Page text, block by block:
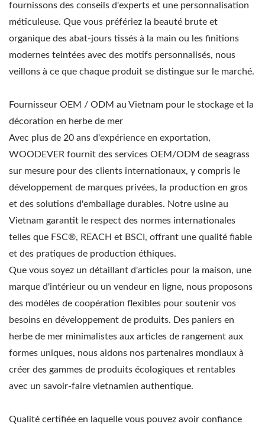
fournissons des conseils d'experts et une personnalisation
méticuleuse. Que vous préfériez la beauté brute et
organique des abat-jours tissés à la main ou les finitions
modernes teintées avec des motifs personnalisés, nous
veillons à ce que chaque produit se distingue sur le marché.
Fournisseur OEM / ODM au Vietnam pour le stockage et la
décoration en herbe de mer
Avec plus de 20 ans d'expérience en exportation,
WOODEVER fournit des services OEM/ODM de seagrass
sur mesure pour des clients internationaux, y compris le
développement de marques privées, la production en gros
et des solutions d'emballage durables. Notre usine au
Vietnam garantit le respect des normes internationales
telles que FSC®, REACH et BSCI, offrant une qualité fiable
et des pratiques de production éthiques.
Que vous soyez un détaillant d'articles pour la maison, une
marque d'intérieur ou un vendeur en ligne, nous proposons
des modèles de coopération flexibles pour soutenir vos
besoins en développement de produits. Des paniers en
herbe de mer minimalistes aux articles de rangement aux
formes uniques, nous aidons nos partenaires mondiaux à
créer des gammes de produits écologiques et rentables
avec un savoir-faire vietnamien authentique.
Qualité certifiée en laquelle vous pouvez avoir confiance